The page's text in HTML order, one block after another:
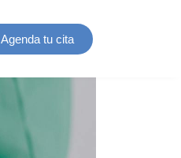
Agenda tu cita